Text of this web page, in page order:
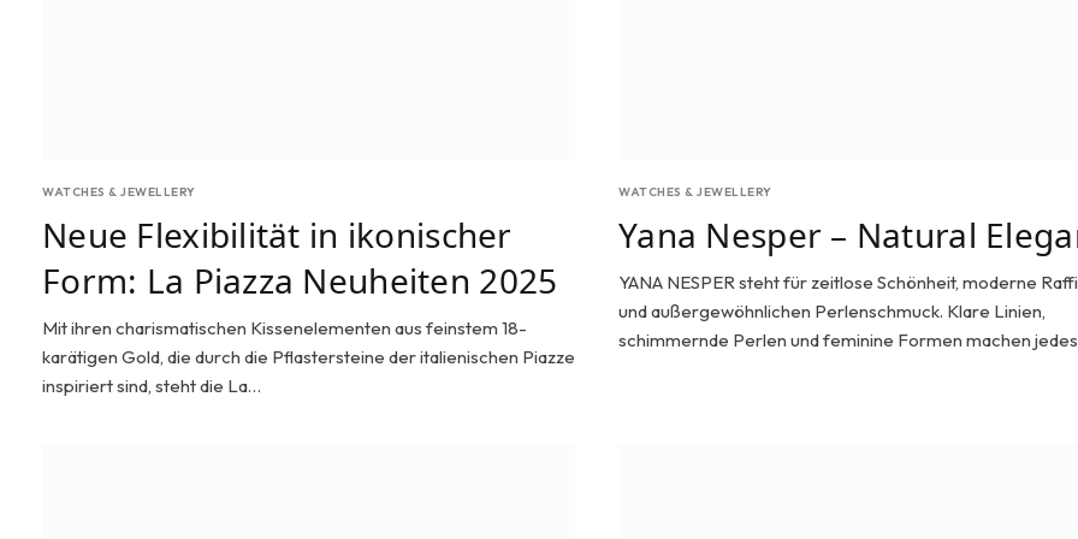
WATCHES & JEWELLERY
Neue Flexibilität in ikonischer
Form: La Piazza Neuheiten 2025
Mit ihren charismatischen Kissenelementen aus feinstem 18-
karätigen Gold, die durch die Pflastersteine der italienischen Piazze
inspiriert sind, steht die La…
WATCHES & JEWELLERY
Yana Nesper – Natural
YANA NESPER steht für zeitlose Schönheit, moderne
und außergewöhnlichen Perlenschmuck. Klare Linien,
schimmernde Perlen und feminine Formen machen